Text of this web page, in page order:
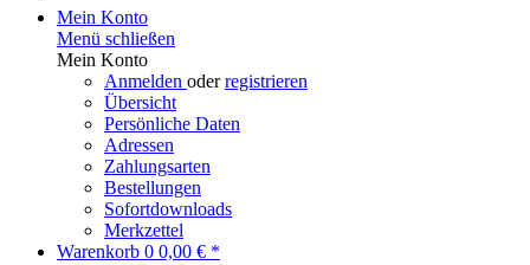
Mein Konto
Menü schließen
Mein Konto
Anmelden oderregistrieren
Übersicht
Persönliche Daten
Adressen
Zahlungsarten
Bestellungen
Sofortdownloads
Merkzettel
Warenkorb 0 0,00 € *